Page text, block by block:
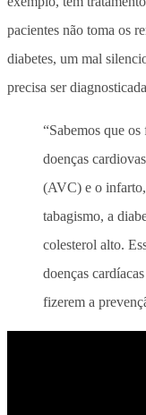
pacientes não toma os
diabetes, um mal
precisa ser
“Sabemos que
doenças
(AVC) e o
tabagismo, a
colesterol alto.
doenças
fizerem a